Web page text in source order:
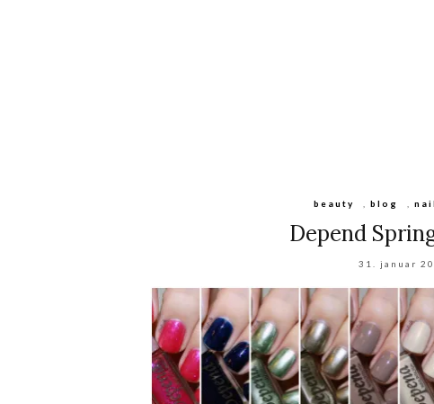
beauty blog
Depend
31. januar